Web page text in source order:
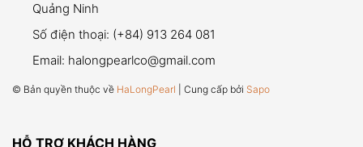
Quảng Ninh
Số điện thoại: (+84) 913 264 081
Email: halongpearlco@gmail.com
© Bản quyền thuộc về HaLongPearl | Cung cấp bởi Sapo
HỖ TRỢ KHÁCH HÀNG